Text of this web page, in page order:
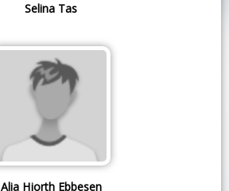
Selina Tas
Alia Hjorth Ebbesen